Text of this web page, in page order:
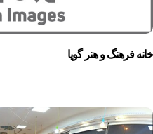
خانه فرهنگ و هنر گویا